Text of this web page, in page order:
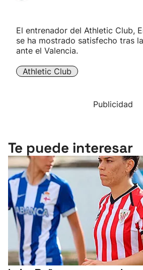
Más deportes
"Helmuga"
El entrenador del Athletic Club,
se ha mostrado satisfecho tras
ante el Valencia.
Athletic Club
Publicidad
Te puede interesar